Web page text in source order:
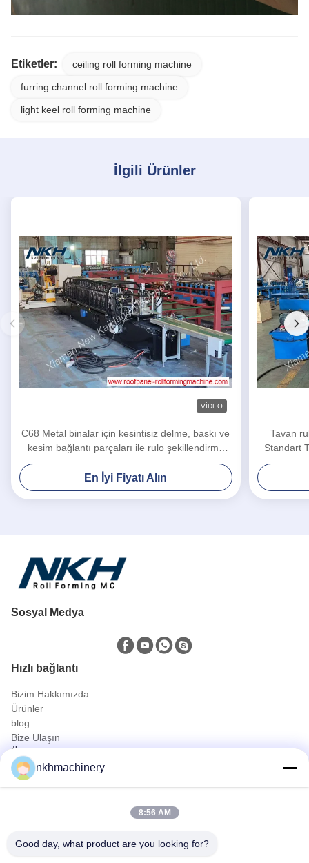
Etiketler: ceiling roll forming machine
furring channel roll forming machine
light keel roll forming machine
İlgili Ürünler
VIDEO
C68 Metal binalar için kesintisiz delme, baskı ve
kesim bağlantı parçaları ile rulo şekillendirme
makinesi
En İyi Fiyatı Alın
Tavan
Standart
Sosyal Medya
Hızlı bağlantı
Bizim Hakkımızda
Ürünler
blog
Bize Ulaşın
Ürünler
Çatı Paneli Top şekillendirme makinesi
şekillendirme makinesi zemin güverte rulo
Ayakta Dikiş Rulo Şekillendirme Makinesi
Purlin Top şekillendirme makinesi
nkhmachinery
8:56 AM
Good day, what product are you looking for?